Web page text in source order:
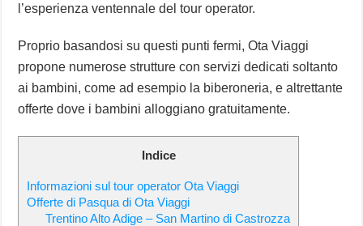
l’esperienza ventennale del tour operator.
Proprio basandosi su questi punti fermi, Ota Viaggi
propone numerose strutture con servizi dedicati soltanto
ai bambini, come ad esempio la biberoneria, e altrettante
offerte dove i bambini alloggiano gratuitamente.
Indice
Informazioni sul tour operator Ota Viaggi
Offerte di Pasqua di Ota Viaggi
Trentino Alto Adige – San Martino di Castrozza